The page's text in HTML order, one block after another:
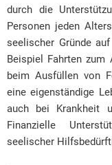
durch die
Personen jeden
seelischer Gründe
Beispiel Fahrten zum
beim Ausfüllen von
eine eigenständige
auch bei Krankheit
Finanzielle
seelischer